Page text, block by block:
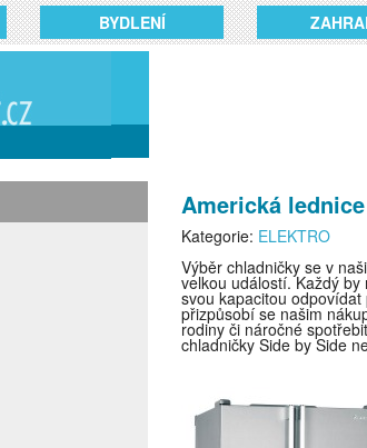
BYDLENÍ
Americká lednice
Kategorie: ELEKTRO
Výběr chladničky se v
velkou událostí. Každý
svou kapacitou
přizpůsobí se našim
rodiny či náročné
chladničky Side by Side